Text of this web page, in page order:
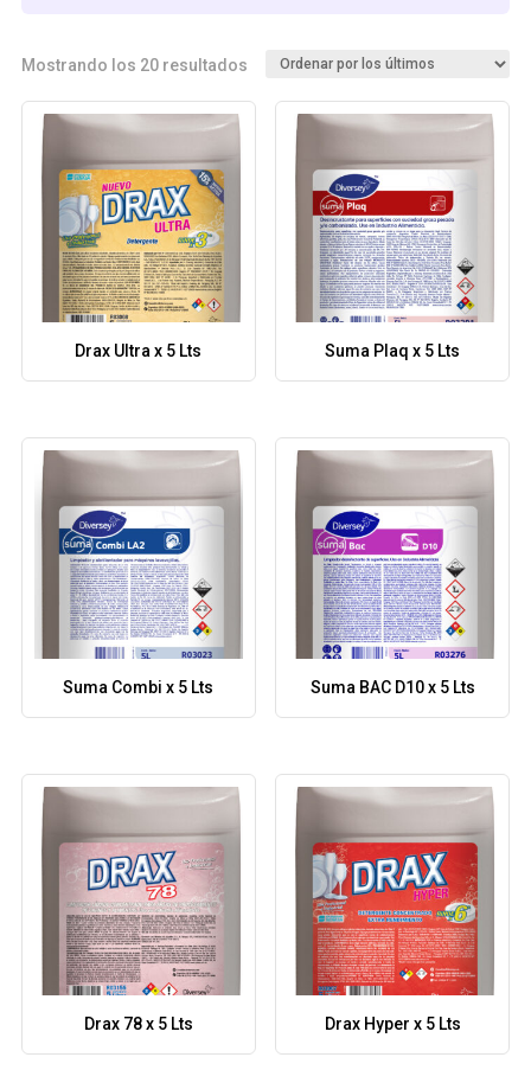
Mostrando los 20 resultadosOrdenado
últimos
Drax Ultra x 5 Lts Suma Plaq x 5 Lts
Suma Combi x 5 Lts Suma BAC D10 x 5 Lts
Drax 78 x 5 Lts Drax Hyper x 5 Lts